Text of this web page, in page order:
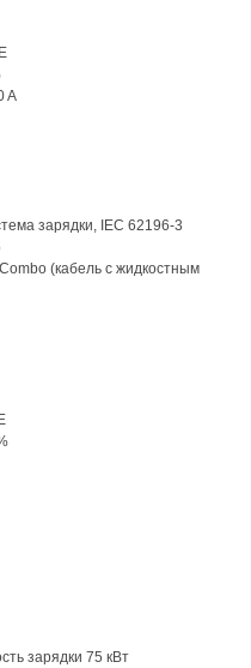
A
зарядки, IEC 62196-3
(кабель с жидкостным
зарядки 75 кВт